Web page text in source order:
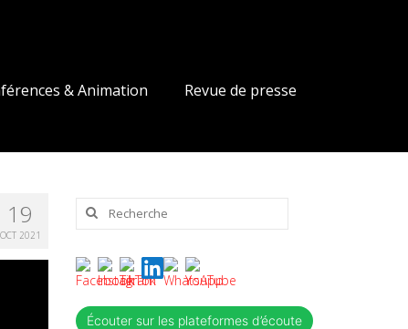
& Animation Revue de presse
19
OCT 2021
Rechercher
Écouter sur les plateformes d’écoute